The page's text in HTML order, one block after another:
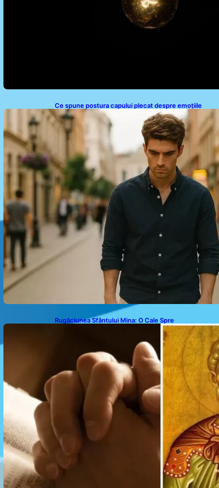
Ce spune postura capului plecat despre emoțiile
noastre: analiza unui obicei comun
Rugăciunea Sfântului Mina: O Cale Spre